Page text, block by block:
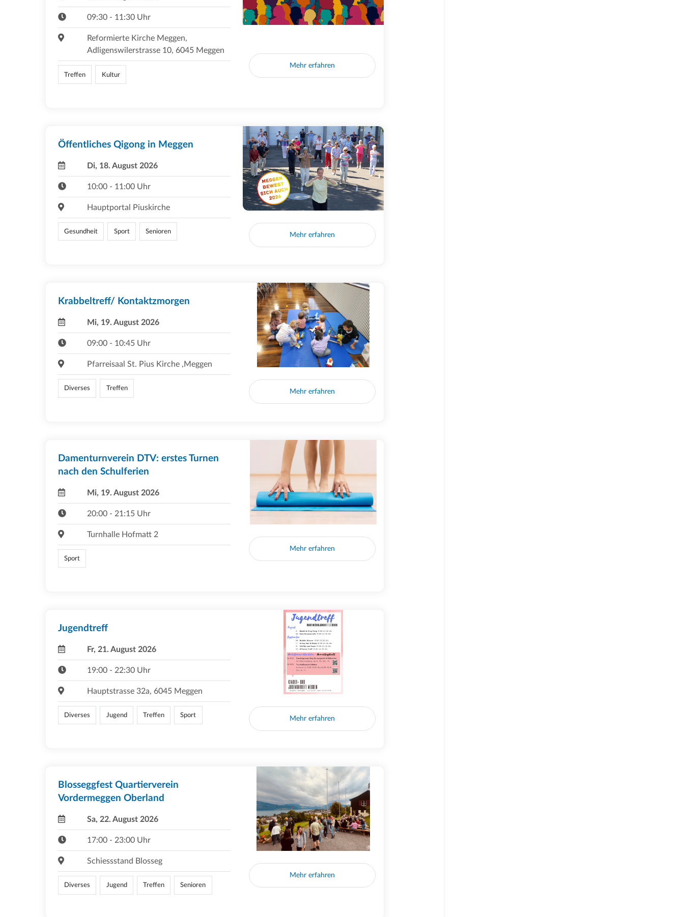
09:30 - 11:30 Uhr
Reformierte Kirche Meggen,
Adligenswilerstrasse 10, 6045 Meggen
Treffen Kultur
Mehr erfahren
Öffentliches Qigong in Meggen
Di, 18. August 2026
10:00 - 11:00 Uhr
Hauptportal Piuskirche
Gesundheit Sport Senioren Mehr erfahren
Krabbeltreff/ Kontaktzmorgen
Mi, 19. August 2026
09:00 - 10:45 Uhr
Pfarreisaal St. Pius Kirche ,Meggen
Diverses Treffen Mehr erfahren
Damenturnverein DTV: erstes Turnen
nach den Schulferien
Mi, 19. August 2026
20:00 - 21:15 Uhr
Turnhalle Hofmatt 2
Sport
Mehr erfahren
Jugendtreff
Fr, 21. August 2026
19:00 - 22:30 Uhr
Hauptstrasse 32a, 6045 Meggen
Diverses Jugend Treffen Sport Mehr erfahren
Blosseggfest Quartierverein
Vordermeggen Oberland
Sa, 22. August 2026
17:00 - 23:00 Uhr
Schiessstand Blosseg
Diverses Jugend Treffen Senioren
Mehr erfahren